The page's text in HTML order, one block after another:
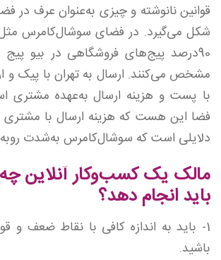
قوانین نانوشته و چیزی به‌عنوان عرف در
شکل می‌گیرد. در فضای سوشال‌کامرس مثل
90درصد پیج‌های فروشگاهی در بیو
مشخص می‌کنند. ارسال به تهران با پیک و
با پست و هزینه ارسال به‌عهده مشتری
فضا این هست که هزینه ارسال با
دلایلی است که سوشال‌کامرس به‌شدت
مالک یک کسب‌وکار آنلاین
باید انجام دهد؟
1- باید به اندازه کافی با نقاط ضعف و
باشید.